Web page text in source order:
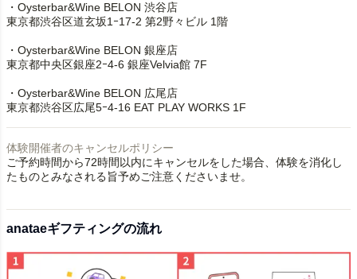
・Oysterbar&Wine BELON 渋谷店
東京都渋谷区道玄坂1ｰ17-2 第2野々ビル 1階
・Oysterbar&Wine BELON 銀座店
東京都中央区銀座2ｰ4-6 銀座Velvia館 7F
・Oysterbar&Wine BELON 広尾店
東京都渋谷区広尾5ｰ4-16 EAT PLAY WORKS 1F
体験開催者のキャンセルポリシー
ご予約時間から72時間以内にキャンセルをした場合、体験を消化し
たものとみなされる旨予めご注意くださいませ。
anataeギフティングの流れ